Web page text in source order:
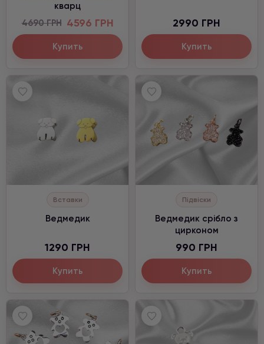
кварц
4690 ГРН 4596 ГРН
Купить
2990 ГРН
Купить
Вставки
Ведмедик
1290 ГРН
Купить
Підвіски
Ведмедик срібло з
цирконом
990 ГРН
Купить